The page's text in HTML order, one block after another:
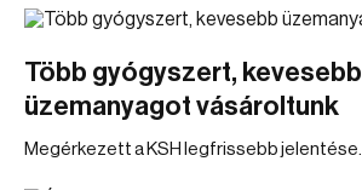
Több gyógyszert, kevesebb
üzemanyagot vásároltunk
Megérkezett a KSH legfrissebb jelentése.